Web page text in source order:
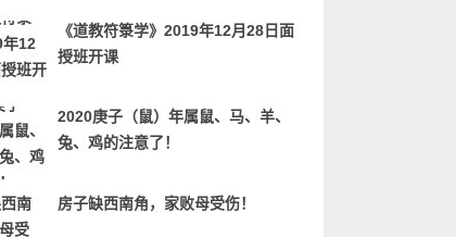
《道教符箓学》2019年12月28日面
授班开课
2020庚子（鼠）年属鼠、马、羊、
兔、鸡的注意了！
房子缺西南角，家败母受伤！